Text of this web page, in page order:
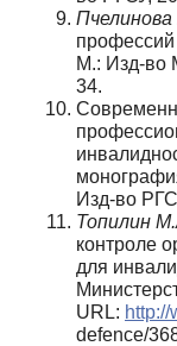
профессий
М.: Изд-во
34.
Изд-во
Топилин
контроле
для
URL: http://
defence/